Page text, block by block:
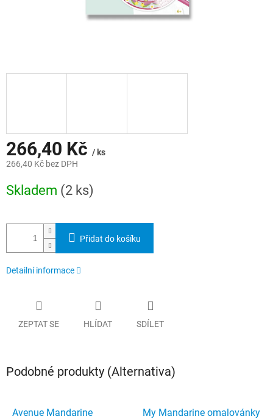
266,40 Kč / ks
266,40 Kč bez DPH
cena:
Skladem (2 ks)
Přidat do košíku
Detailní informace
ZEPTAT SE HLÍDAT SDÍLET
Podobné produkty (Alternativa)
Avenue Mandarine
My Mandarine omalovánky